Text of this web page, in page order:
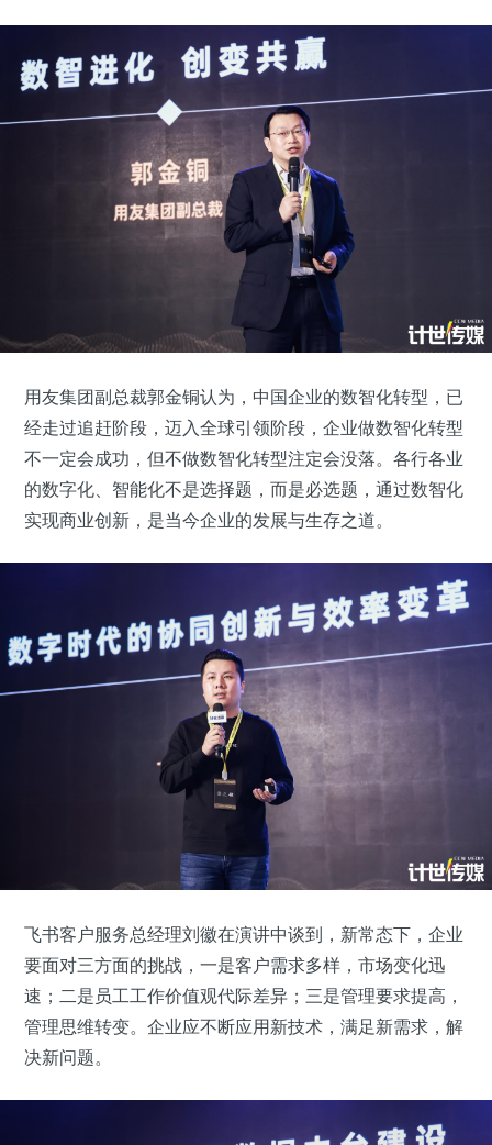
用友集团副总裁郭金铜认为，中国企业的数智化转型，已
经走过追赶阶段，迈入全球引领阶段，企业做数智化转型
不一定会成功，但不做数智化转型注定会没落。各行各业
的数字化、智能化不是选择题，而是必选题，通过数智化
实现商业创新，是当今企业的发展与生存之道。
飞书客户服务总经理刘徽在演讲中谈到，新常态下，企业
要面对三方面的挑战，一是客户需求多样，市场变化迅
速；二是员工工作价值观代际差异；三是管理要求提高，
管理思维转变。企业应不断应用新技术，满足新需求，解
决新问题。